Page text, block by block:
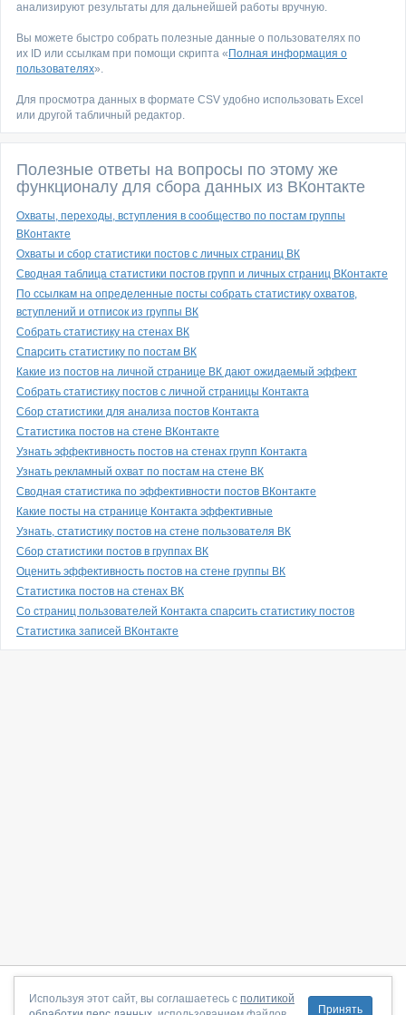
анализируют результаты для дальнейшей работы вручную.
Вы можете быстро собрать полезные данные о пользователях по
их ID или ссылкам при помощи скрипта « Полная информация о
пользователях».
Для просмотра данных в формате CSV удобно использовать Excel
или другой табличный редактор.
Полезные ответы на вопросы по этому же
функционалу для сбора данных из ВКонтакте
Охваты, переходы, вступления в сообщество по постам группы
ВКонтакте
Охваты и сбор статистики постов с личных страниц ВК
Сводная таблица статистики постов групп и личных страниц ВКонтакте
По ссылкам на определенные посты собрать статистику охватов,
вступлений и отписок из группы ВК
Собрать статистику на стенах ВК
Спарсить статистику по постам ВК
Какие из постов на личной странице ВК дают ожидаемый эффект
Собрать статистику постов с личной страницы Контакта
Сбор статистики для анализа постов Контакта
Статистика постов на стене ВКонтакте
Узнать эффективность постов на стенах групп Контакта
Узнать рекламный охват по постам на стене ВК
Сводная статистика по эффективности постов ВКонтакте
Какие посты на странице Контакта эффективные
Узнать, статистику постов на стене пользователя ВК
Сбор статистики постов в группах ВК
Оценить эффективность постов на стене группы ВК
Статистика постов на стенах ВК
Со страниц пользователей Контакта спарсить статистику постов
Статистика записей ВКонтакте
О сайте|С чего начать|Контакты|Партнёрская программа
Принять
Используя этот сайт, вы соглашаетесь с политикой